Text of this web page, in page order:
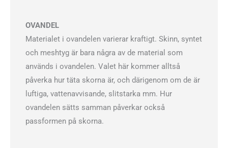
OVANDEL
Materialet i ovandelen varierar kraftigt. Skinn, syntet
och meshtyg är bara några av de material som
används i ovandelen. Valet här kommer alltså
påverka hur täta skorna är, och därigenom om de är
luftiga, vattenavvisande, slitstarka mm. Hur
ovandelen sätts samman påverkar också
passformen på skorna.